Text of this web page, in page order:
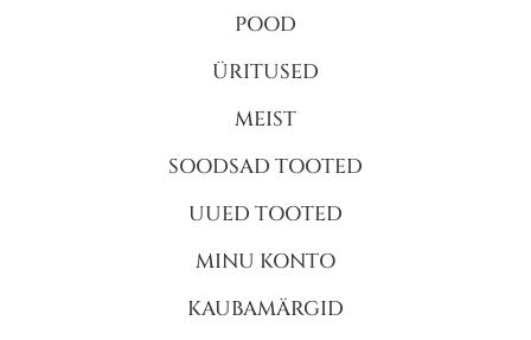
POOD
ÜRITUSED
MEIST
SOODSAD TOOTED
UUED TOOTED
MINU KONTO
KAUBAMÄRGID